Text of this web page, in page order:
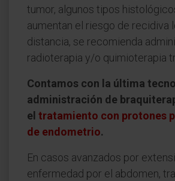
tumor, algunos tipos
aumentan el riesgo de recidiva
distancia, se recomienda
radioterapia y/o quimioterapia
Contamos con la última
administración de
el tratamiento con protones
de endometrio.
En casos avanzados por
enfermedad por el abdomen,